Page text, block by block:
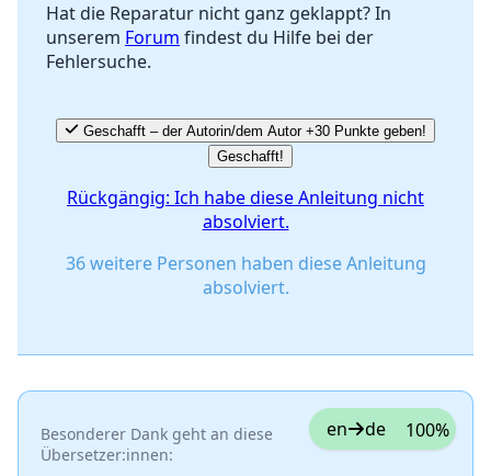
Hat die Reparatur nicht ganz geklappt? In
unserem Forum findest du Hilfe bei der
Fehlersuche.
Geschafft – der Autorin/dem Autor +30 Punkte geben!
Geschafft!
Rückgängig: Ich habe diese Anleitung nicht
absolviert.
36 weitere Personen haben diese Anleitung
absolviert.
Besonderer Dank geht an diese
Übersetzer:innen:
en de 100%